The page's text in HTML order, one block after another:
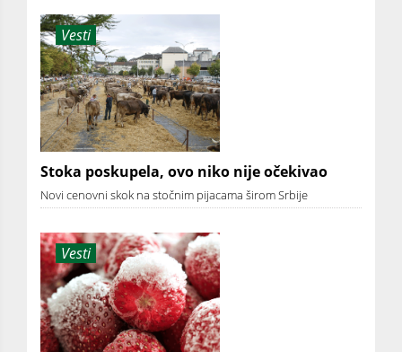
Vesti
Stoka poskupela, ovo niko nije očekivao
Novi cenovni skok na stočnim pijacama širom Srbije
Vesti